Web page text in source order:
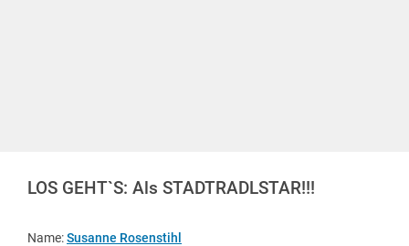
LOS GEHT`S: Als STADTRADLSTAR!!!
Name:Susanne Rosenstihl